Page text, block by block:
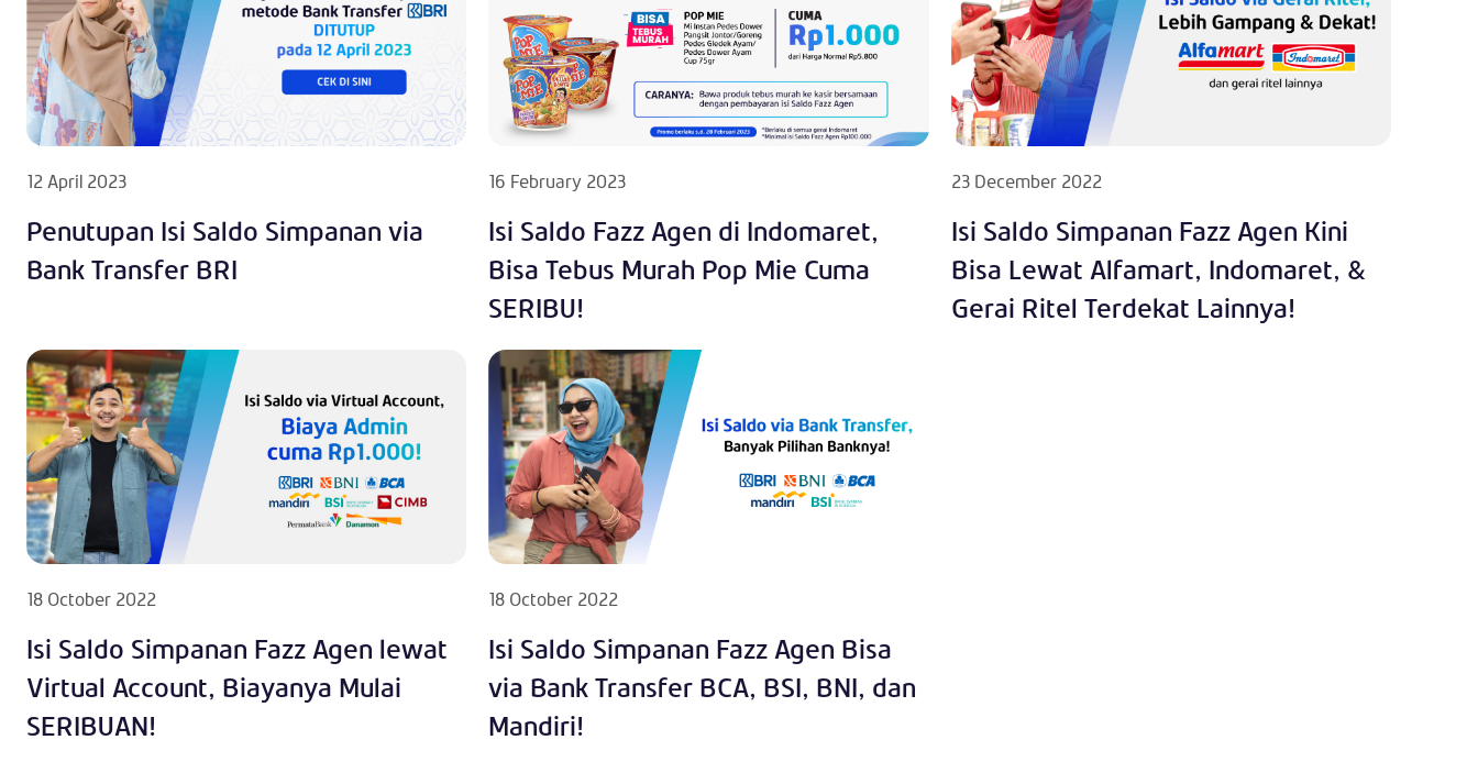
12 April 2023
Penutupan Isi Saldo Simpanan via
Bank Transfer BRI
16 February 2023
Isi Saldo Fazz Agen di Indomaret,
Bisa Tebus Murah Pop Mie Cuma
SERIBU!
23 December 2022
Isi Saldo Simpanan Fazz Agen Kini
Bisa Lewat Alfamart, Indomaret, &
Gerai Ritel Terdekat Lainnya!
18 October 2022
Isi Saldo Simpanan Fazz Agen lewat
Virtual Account, Biayanya Mulai
SERIBUAN!
18 October 2022
Isi Saldo Simpanan Fazz Agen Bisa
via Bank Transfer BCA, BSI, BNI, dan
Mandiri!